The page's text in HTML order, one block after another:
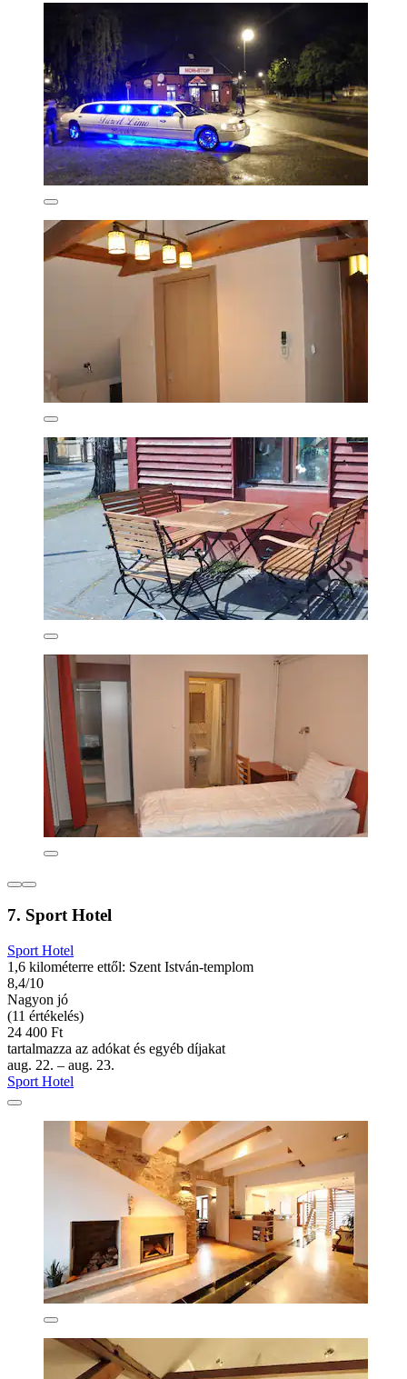
7. Sport Hotel
Sport Hotel
1,6 kilométerre ettől: Szent István-templom
8,4/10
Nagyon jó
(11 értékelés)
24 400 Ft
tartalmazza az adókat és egyéb díjakat
aug. 22. – aug. 23.
Sport Hotel